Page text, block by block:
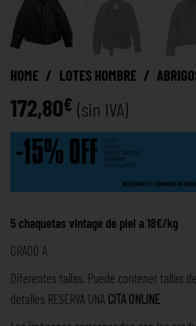
HOME / LOTES HOMBRE /
172,80€ (sin IVA)
5 chaquetas vintage de piel a 18€/kg
GRADO A
Diferentes tallas. Puede contener tallas
detalles RESERVA UNA CITA ONLINE